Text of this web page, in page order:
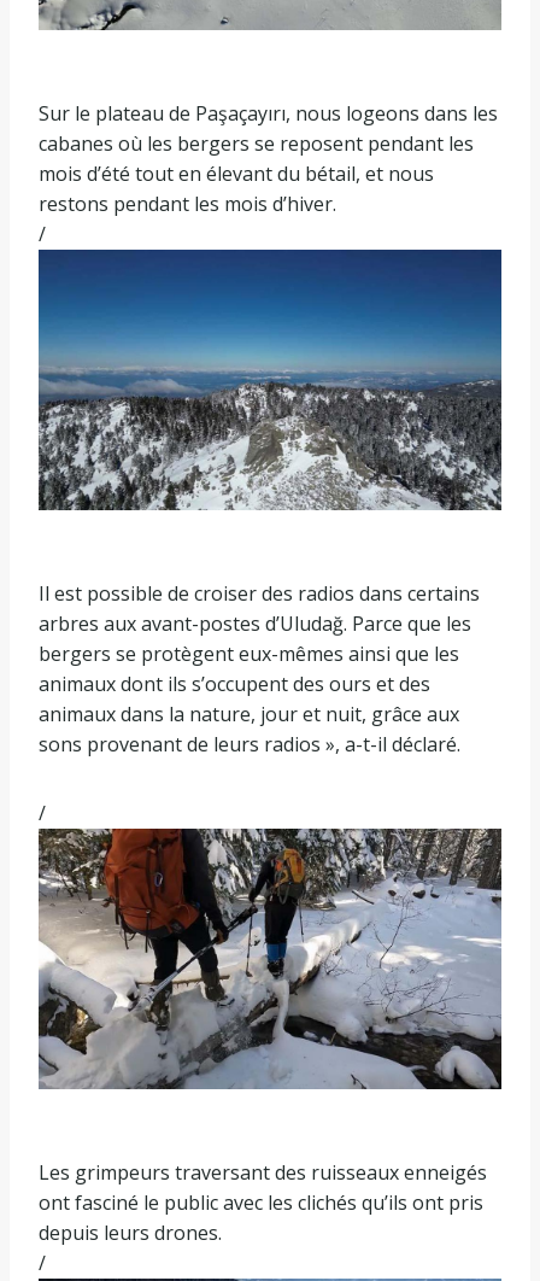
Sur le plateau de Paşaçayırı, nous logeons dans les
cabanes où les bergers se reposent pendant les
mois d’été tout en élevant du bétail, et nous
restons pendant les mois d’hiver.
/
Il est possible de croiser des radios dans certains
arbres aux avant-postes d’Uludağ. Parce que les
bergers se protègent eux-mêmes ainsi que les
animaux dont ils s’occupent des ours et des
animaux dans la nature, jour et nuit, grâce aux
sons provenant de leurs radios », a-t-il déclaré.
/
Les grimpeurs traversant des ruisseaux enneigés
ont fasciné le public avec les clichés qu’ils ont pris
depuis leurs drones.
/